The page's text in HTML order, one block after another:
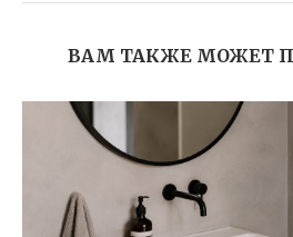
ВАМ ТАКЖЕ МОЖЕТ